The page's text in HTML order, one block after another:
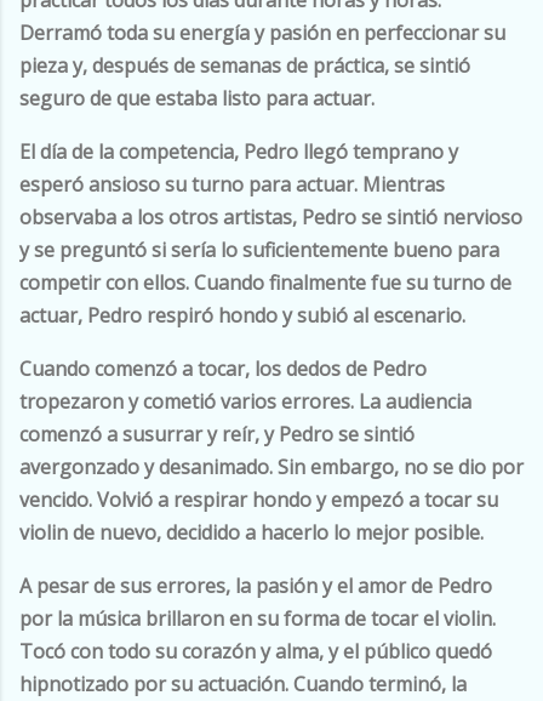
Derramó toda su energía y pasión en perfeccionar su
pieza y, después de semanas de práctica, se sintió
seguro de que estaba listo para actuar.
El día de la competencia, Pedro llegó temprano y
esperó ansioso su turno para actuar. Mientras
observaba a los otros artistas, Pedro se sintió nervioso
y se preguntó si sería lo suficientemente bueno para
competir con ellos. Cuando finalmente fue su turno de
actuar, Pedro respiró hondo y subió al escenario.
Cuando comenzó a tocar, los dedos de Pedro
tropezaron y cometió varios errores. La audiencia
comenzó a susurrar y reír, y Pedro se sintió
avergonzado y desanimado. Sin embargo, no se dio por
vencido. Volvió a respirar hondo y empezó a tocar su
violin de nuevo, decidido a hacerlo lo mejor posible.
A pesar de sus errores, la pasión y el amor de Pedro
por la música brillaron en su forma de tocar el violin.
Tocó con todo su corazón y alma, y el público quedó
hipnotizado por su actuación. Cuando terminó, la